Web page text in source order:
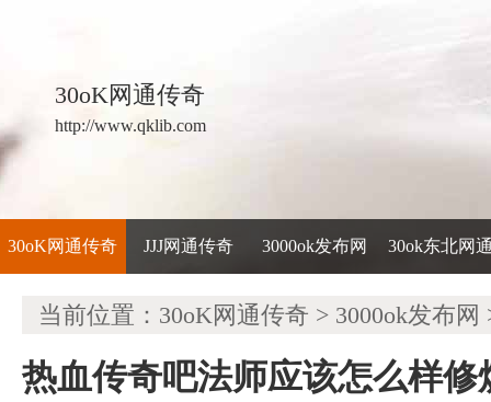
30oK网通传奇
http://www.qklib.com
30oK网通传奇 JJJ网通传奇 3000ok发布网 30ok东北网
当前位置： 30oK网通传奇 > 3000ok发布网
热血传奇吧法师应该怎么样修